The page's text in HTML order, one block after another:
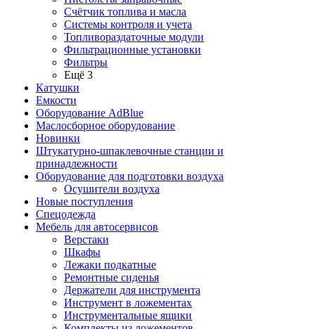
Счётчик топлива и масла
Системы контроля и учета
Топливораздаточные модули
Фильтрационные установки
Фильтры
Ещё 3
Катушки
Емкости
Оборудование AdBlue
Маслосборное оборудование
Новинки
Штукатурно-шпаклевочные станции и
принадлежности
Оборудование для подготовки воздуха
Осушители воздуха
Новые поступления
Спецодежда
Мебель для автосервисов
Верстаки
Шкафы
Лежаки подкатные
Ремонтные сиденья
Держатели для инструмента
Инструмент в ложементах
Инструментальные ящики